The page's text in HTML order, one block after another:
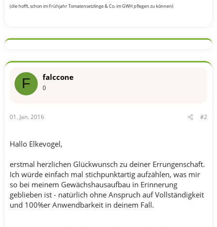
(die hofft, schon im Frühjahr Tomatensetzlinge & Co. im GWH pflegen zu können)
F falccone
0
01. Jan. 2016 #2
Hallo Elkevogel,
erstmal herzlichen Glückwunsch zu deiner Errungenschaft.
Ich würde einfach mal stichpunktartig aufzählen, was mir
so bei meinem Gewächshausaufbau in Erinnerung
geblieben ist - natürlich ohne Anspruch auf Vollständigkeit
und 100%er Anwendbarkeit in deinem Fall.